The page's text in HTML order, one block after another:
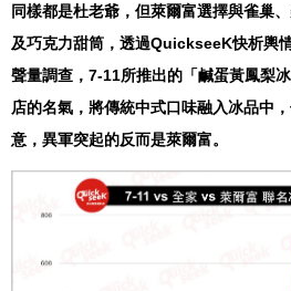
同樣都是杜老爺，但萊爾富選擇與雀巢
及巧克力甜筒，透過QuickseeK快析輿
聲量調查，7-11所推出的「鹹蛋黃鳳梨
店的名氣，將傳統中式口味融入冰品中
意，異軍突起的反而是萊爾富。